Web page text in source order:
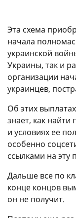
Эта схема
начала
украинской
Украины, так и
организации
украинцев,
Об этих
знает, как
и условиях ее
особенно
ссылками на
Дальше все по
конце концов
он не получит.